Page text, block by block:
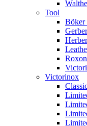
Tool
Böker
Gerber
Roxon
Victorinox